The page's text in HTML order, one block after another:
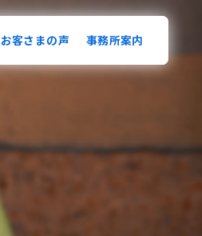
お客さまの声 事務所案内